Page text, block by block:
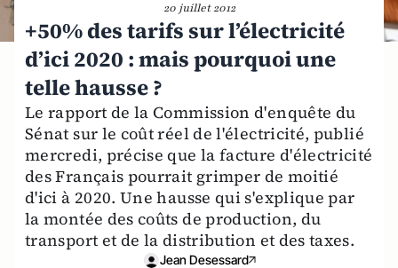
20 juillet 2012
+50% des tarifs sur l’électricité
d’ici 2020 : mais pourquoi une
telle hausse ?
Le rapport de la Commission d'enquête du
Sénat sur le coût réel de l'électricité, publié
mercredi, précise que la facture d'électricité
des Français pourrait grimper de moitié
d'ici à 2020. Une hausse qui s'explique par
la montée des coûts de production, du
transport et de la distribution et des taxes.
Jean Desessard